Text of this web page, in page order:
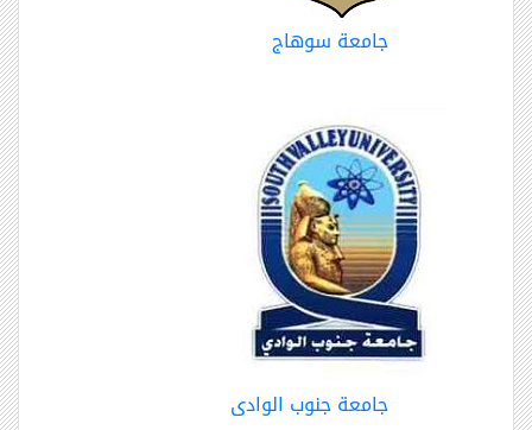
جامعة سوهاج
جامعة جنوب الوادى